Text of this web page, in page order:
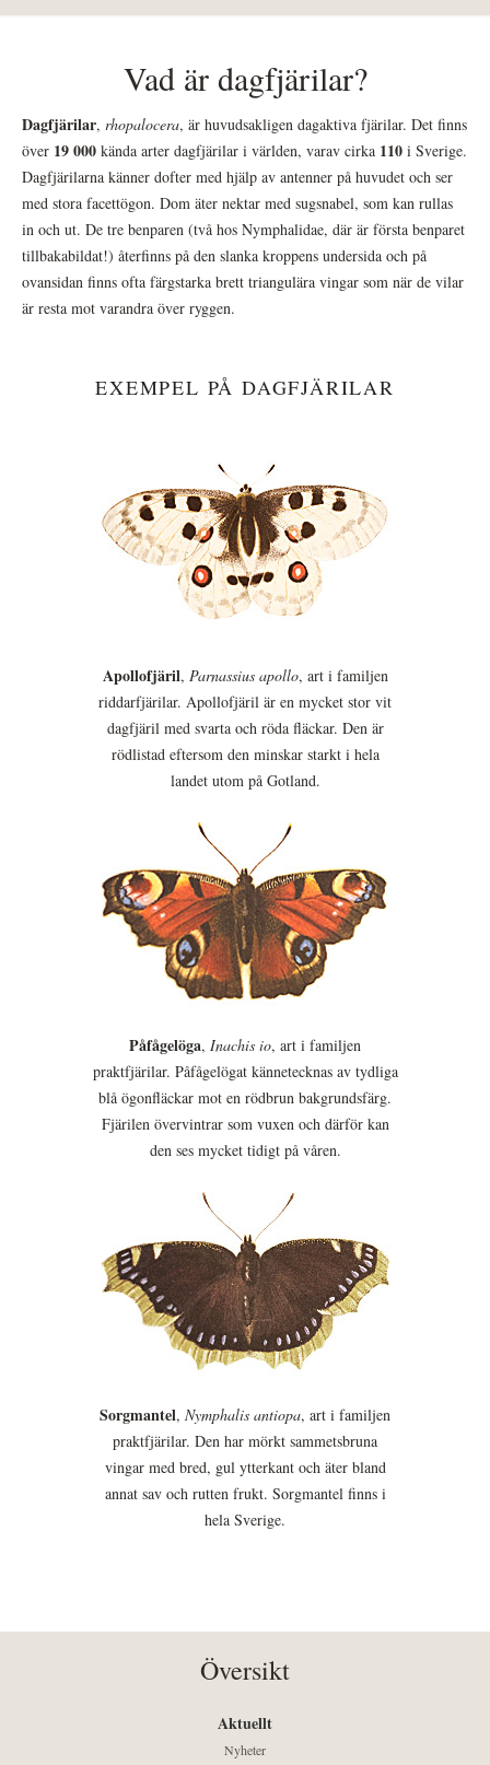
Vad är dagfjärilar?
Dagfjärilar, rhopalocera, är huvudsakligen dagaktiva fjärilar. Det finns
över 19 000 kända arter dagfjärilar i världen, varav cirka 110 i Sverige.
Dagfjärilarna känner dofter med hjälp av antenner på huvudet och ser
med stora facettögon. Dom äter nektar med sugsnabel, som kan rullas
in och ut. De tre benparen (två hos Nymphalidae, där är första benparet
tillbakabildat!) återfinns på den slanka kroppens undersida och på
ovansidan finns ofta färgstarka brett triangulära vingar som när de vilar
är resta mot varandra över ryggen.
EXEMPEL PÅ DAGFJÄRILAR
Apollofjäril, Parnassius apollo, art i familjen
riddarfjärilar. Apollofjäril är en mycket stor vit
dagfjäril med svarta och röda fläckar. Den är
rödlistad eftersom den minskar starkt i hela
landet utom på Gotland.
Påfågelöga, Inachis io, art i familjen
praktfjärilar. Påfågelögat kännetecknas av tydliga
blå ögonfläckar mot en rödbrun bakgrundsfärg.
Fjärilen övervintrar som vuxen och därför kan
den ses mycket tidigt på våren.
Sorgmantel, Nymphalis antiopa, art i familjen
praktfjärilar. Den har mörkt sammetsbruna
vingar med bred, gul ytterkant och äter bland
annat sav och rutten frukt. Sorgmantel finns i
hela Sverige.
Översikt
Aktuellt
Nyheter